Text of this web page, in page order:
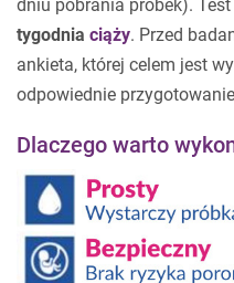
dniu pobrania próbek).
tygodnia ciąży. Przed
ankieta, której celem jest
odpowiednie
Dlaczego warto